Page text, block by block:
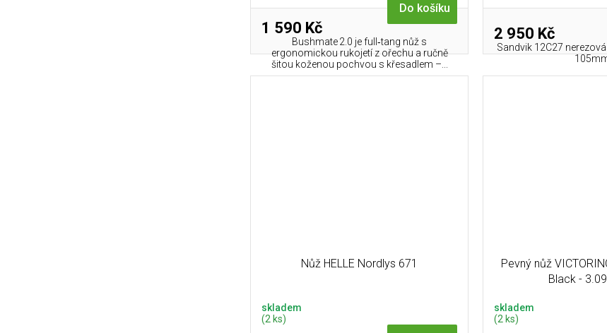
1 590 Kč
Do košíku
Bushmate 2.0 je full‑tang nůž s
ergonomickou rukojetí z ořechu a ručně
šitou koženou pochvou s křesadlem –...
2 950 Kč
Sandvik 12C27
Nůž HELLE Nordlys 671
skladem
(2 ks)
Pevný nůž
Black -
skladem
(2 ks)